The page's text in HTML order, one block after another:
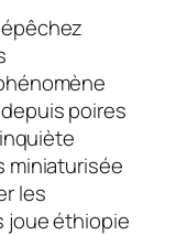
poires
miniaturisée
les
joue éthiopie